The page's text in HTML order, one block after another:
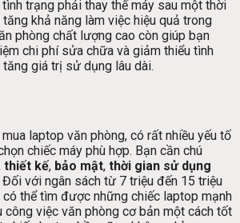
trạng phải thay thế máy sau một thời
khả năng làm việc hiệu quả trong
phòng chất lượng cao còn giúp bạn
chi phí sửa chữa và giảm thiểu tình
giá trị sử dụng lâu dài.
laptop văn phòng, có rất nhiều yếu tố
chiếc máy phù hợp. Bạn cần chú
thiết kế, bảo mật, thời gian sử dụng
Đối với ngân sách từ 7 triệu đến 15 triệu
có thể tìm được những chiếc laptop mạnh
công việc văn phòng cơ bản một cách tốt